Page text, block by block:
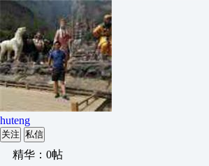
huteng
关注 私信
精华：0帖